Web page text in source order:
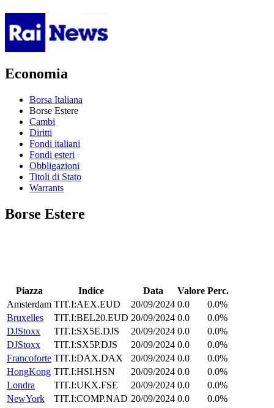
Economia
Borsa Italiana
Borse Estere
Cambi
Diritti
Fondi italiani
Fondi esteri
Obbligazioni
Titoli di Stato
Warrants
Borse Estere
Piazza Indice Data Valore Perc.
Amsterdam TIT.I:AEX.EUD 20/09/2024 0.0
0.0%
Bruxelles
TIT.I:BEL20.EUD 20/09/2024 0.0
0.0%
DJStoxx
TIT.I:SX5E.DJS 20/09/2024 0.0
0.0%
DJStoxx
TIT.I:SX5P.DJS 20/09/2024 0.0
0.0%
Francoforte TIT.I:DAX.DAX 20/09/2024 0.0
0.0%
HongKong TIT.I:HSI.HSN 20/09/2024 0.0
0.0%
Londra
TIT.I:UKX.FSE 20/09/2024 0.0
0.0%
NewYork
TIT.I:COMP.NAD 20/09/2024 0.0
0.0%